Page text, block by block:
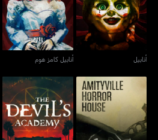
أنابيل أنابيل كامز هوم
أميتفيل هورور هاوس ذا ديفلز أكاديمي